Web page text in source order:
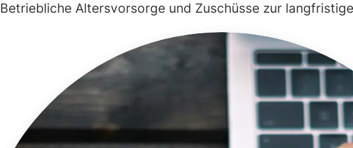
Betriebliche Altersvorsorge und Zuschüsse zur